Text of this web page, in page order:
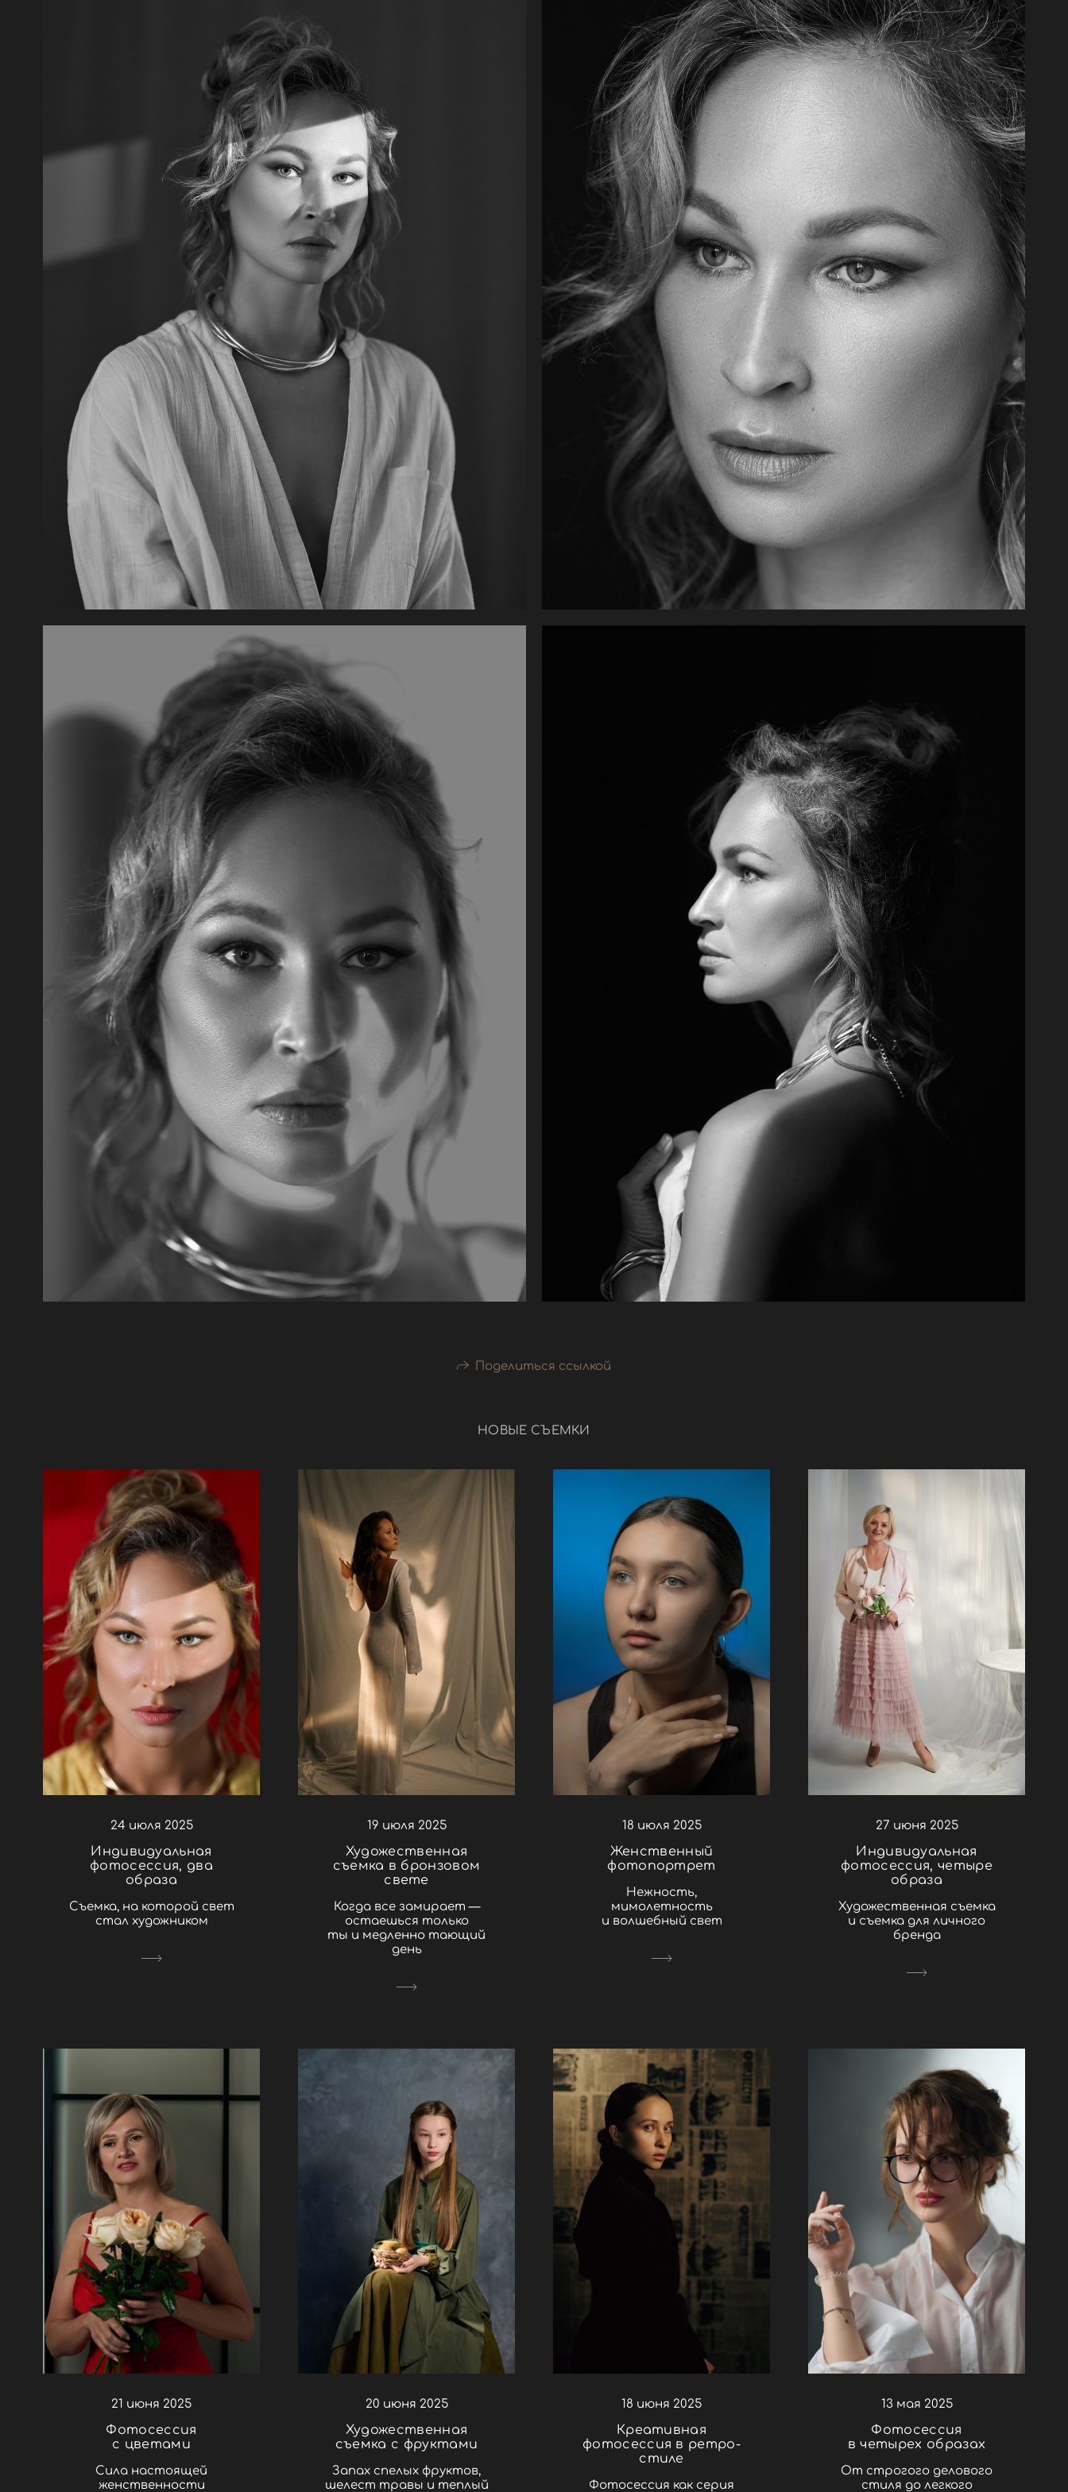
Поделиться ссылкой
НОВЫЕ СЪЕМКИ
24 июля 2025
Индивидуальная
фотосессия, два
образа
Съемка, на которой свет
стал художником
19 июля 2025
Художественная
съемка в бронзовом
свете
Когда все замирает —
остаешься только
ты и медленно тающий
день
18 июля 2025
Женственный
фотопортрет
Нежность,
мимолетность
и волшебный свет
27 июня 2025
Индивидуальная
фотосессия, четыре
образа
Художественная съемка
и съемка для личного
бренда
21 июня 2025
Фотосессия
с цветами
Сила настоящей
женственности
20 июня 2025
Художественная
съемка с фруктами
Запах спелых фруктов,
шелест травы и теплый
18 июня 2025
Креативная
фотосессия в ретро-
стиле
Фотосессия как серия
13 мая 2025
Фотосессия
в четырех образах
От строгого делового
стиля до легкого